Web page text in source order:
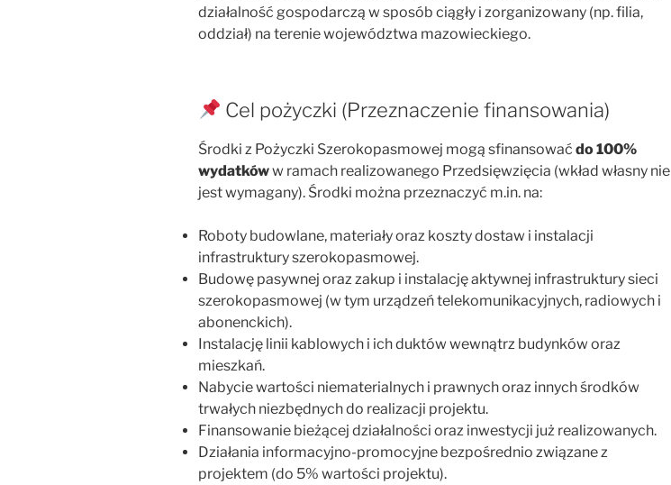
działalność gospodarczą w sposób ciągły i zorganizowany (np. filia,
oddział) na terenie województwa mazowieckiego.
Cel pożyczki (Przeznaczenie finansowania)
Środki z Pożyczki Szerokopasmowej mogą sfinansować do 100%
wydatkóww ramach realizowanego Przedsięwzięcia (wkład własny nie
jest wymagany). Środki można przeznaczyć m.in. na:
Roboty budowlane, materiały oraz koszty dostaw i instalacji
infrastruktury szerokopasmowej.
Budowę pasywnej oraz zakup i instalację aktywnej infrastruktury sieci
szerokopasmowej (w tym urządzeń telekomunikacyjnych, radiowych i
abonenckich).
Instalację linii kablowych i ich duktów wewnątrz budynków oraz
mieszkań.
Nabycie wartości niematerialnych i prawnych oraz innych środków
trwałych niezbędnych do realizacji projektu.
Finansowanie bieżącej działalności oraz inwestycji już realizowanych.
Działania informacyjno-promocyjne bezpośrednio związane z
projektem (do 5% wartości projektu).